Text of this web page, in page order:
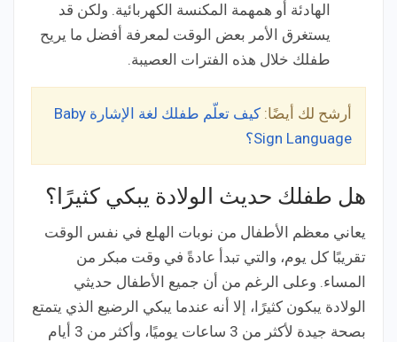
الهادئة أو همهمة المكنسة الكهربائية. ولكن قد
يستغرق الأمر بعض الوقت لمعرفة أفضل ما يريح
طفلك خلال هذه الفترات العصيبة.
أرشح لك أيضًا:
كيف تعلّم طفلك لغة الإشارة Baby
Sign Language؟
هل طفلك حديث الولادة يبكي كثيرًا؟
يعاني معظم الأطفال من نوبات الهلع في نفس الوقت
تقريبًا كل يوم، والتي تبدأ عادةً في وقت مبكر من
المساء. وعلى الرغم من أن جميع الأطفال حديثي
الولادة يبكون كثيرًا، إلا أنه عندما يبكي الرضيع الذي يتمتع
بصحة جيدة لأكثر من 3 ساعات يوميًا، وأكثر من 3 أيام